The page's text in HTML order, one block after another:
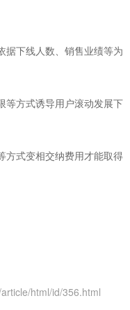
下线人数、销售业绩等为
方式诱导用户滚动发展下
式变相交纳费用才能取得
html/id/356.html